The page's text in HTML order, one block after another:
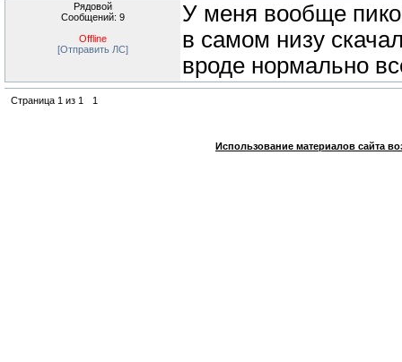
Рядовой
Сообщений: 9
Offline
[Отправить ЛС]
У меня вообще
в самом низу
вроде нормально
Страница 1 из 1 1
Использование материалов сайта